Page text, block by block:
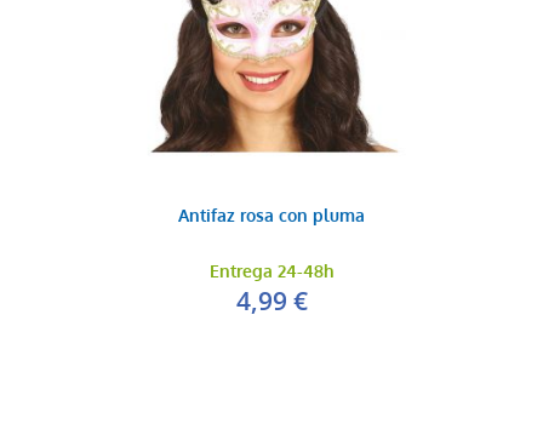
Antifaz rosa con pluma
Entrega 24-48h
4,99 €